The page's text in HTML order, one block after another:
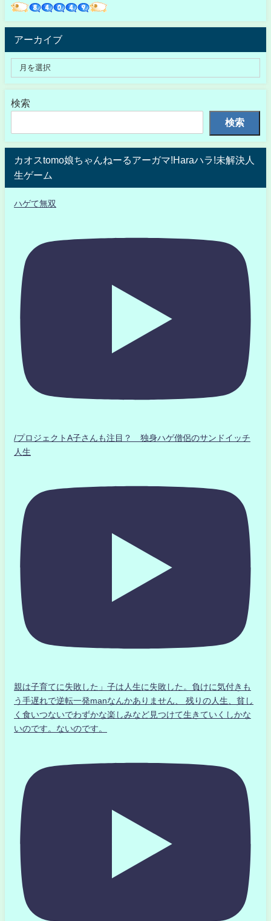
アーカイブ
検索
検索
カオスtomo娘ちゃんねーるアーガマ!Haraハラ!未解決人
生ゲーム
ハゲて無双
/プロジェクトA子さんも注目？ 独身ハゲ僧侶のサンドイッチ
人生
親は子育てに失敗した」子は人生に失敗した。負けに気付きも
う手遅れで逆転一発manなんかありません、 残りの人生、貧し
く食いつないでわずかな楽しみなど見つけて生きていくしかな
いのです。ないのです。